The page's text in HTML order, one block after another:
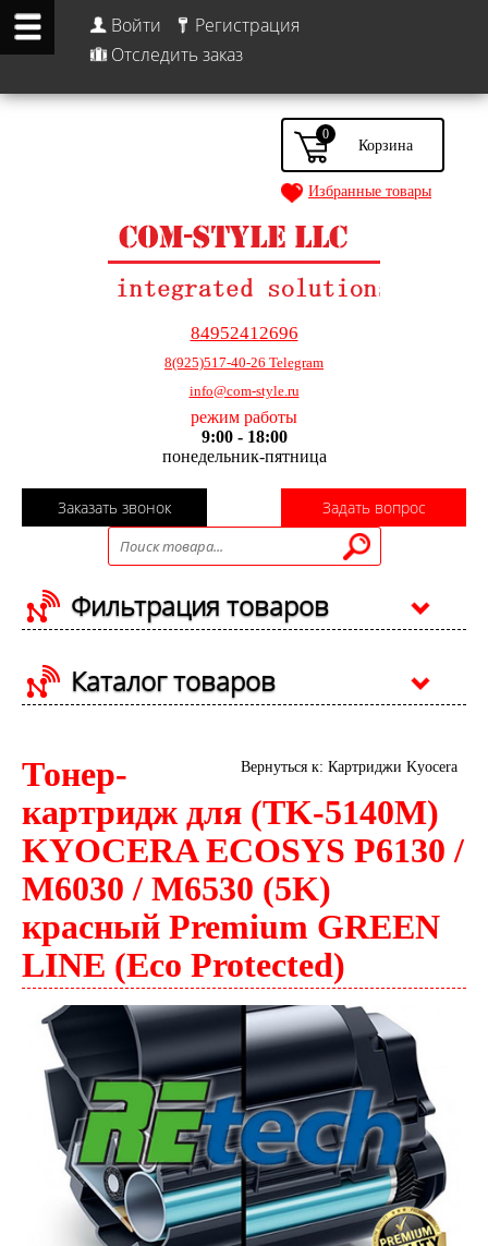
Войти
Регистрация
Отследить заказ
84952412696
8(925)517-40-26 Telegram
info@com-style.ru
режим работы
9:00 - 18:00
понедельник-пятница
Заказать звонок Задать вопрос
0
Избранные товары
Фильтрация товаров
Каталог товаров
Вернуться к: Картриджи Kyocera
Тонер-
картридж для (TK-5140M)
KYOCERA ECOSYS P6130 /
M6030 / M6530 (5K)
красный Premium GREEN
LINE (Eco Protected)